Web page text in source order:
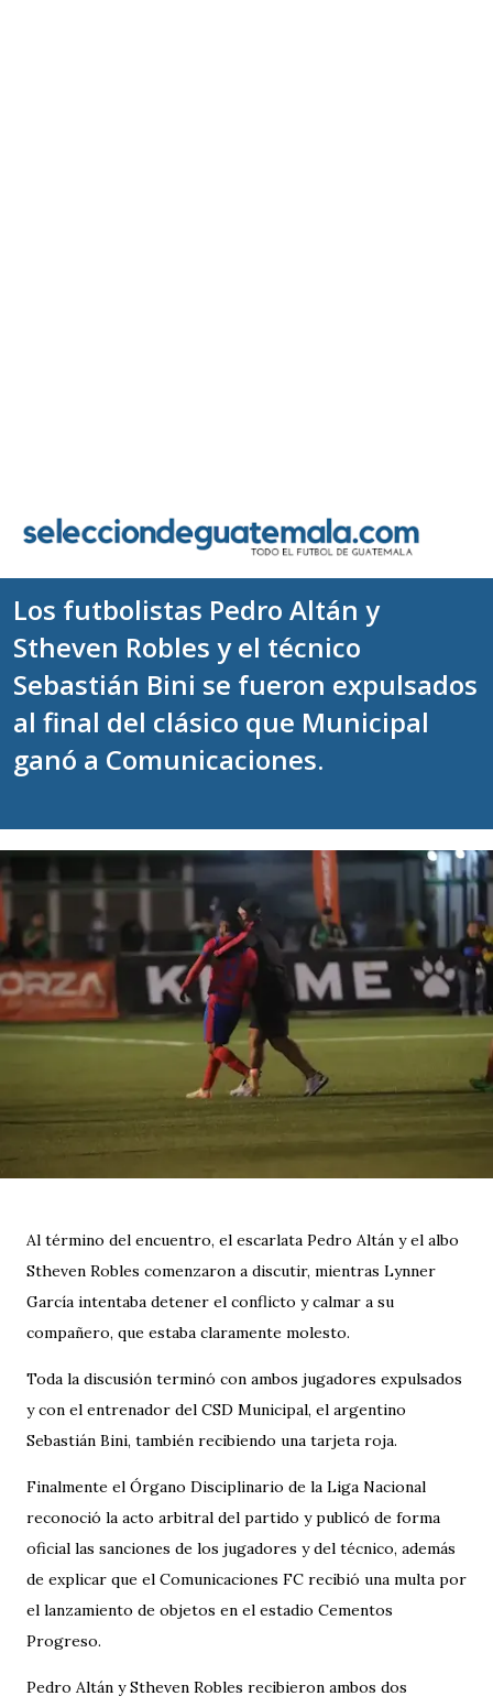
Los futbolistas Pedro Altán y
Stheven Robles y el técnico
Sebastián Bini se fueron expulsados
al final del clásico que Municipal
ganó a Comunicaciones.
Al término del encuentro, el escarlata Pedro Altán y el albo
Stheven Robles comenzaron a discutir, mientras Lynner
García intentaba detener el conflicto y calmar a su
compañero, que estaba claramente molesto.
Toda la discusión terminó con ambos jugadores expulsados
y con el entrenador del CSD Municipal, el argentino
Sebastián Bini, también recibiendo una tarjeta roja.
Finalmente el Órgano Disciplinario de la Liga Nacional
reconoció la acto arbitral del partido y publicó de forma
oficial las sanciones de los jugadores y del técnico, además
de explicar que el Comunicaciones FC recibió una multa por
el lanzamiento de objetos en el estadio Cementos
Progreso.
Pedro Altán y Stheven Robles recibieron ambos dos